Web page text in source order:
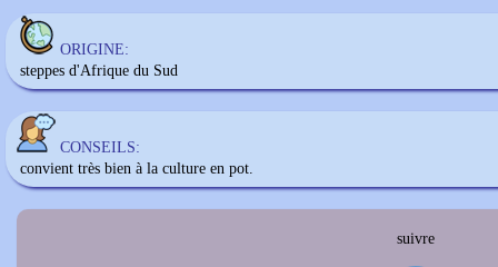
ORIGINE:
steppes d'Afrique du Sud
CONSEILS:
convient très bien à la culture en pot.
suivre